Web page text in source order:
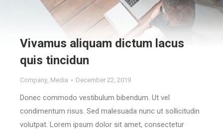
Vivamus aliquam dictum lacus
quis tincidun
Company, Media December 22, 2019
Donec commodo vestibulum bibendum. Ut vel
condimentum risus. Sed malesuada nunc ut sollicitudin
volutpat. Lorem ipsum dolor sit amet, consectetur